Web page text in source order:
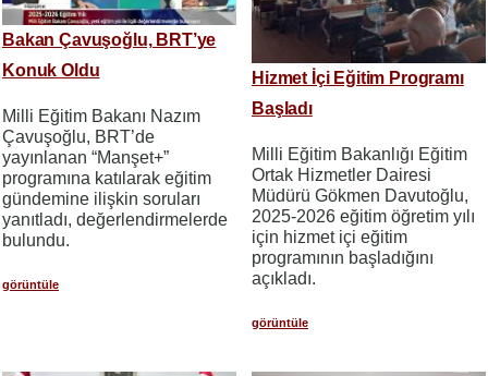
Bakan Çavuşoğlu, BRT’ye
Konuk Oldu
Milli Eğitim Bakanı Nazım
Çavuşoğlu, BRT’de
yayınlanan “Manşet+”
programına katılarak eğitim
gündemine ilişkin soruları
yanıtladı, değerlendirmelerde
bulundu.
görüntüle
Hizmet İçi Eğitim Programı
Başladı
Milli Eğitim Bakanlığı Eğitim
Ortak Hizmetler Dairesi
Müdürü Gökmen Davutoğlu,
2025-2026 eğitim öğretim yılı
için hizmet içi eğitim
programının başladığını
açıkladı.
görüntüle